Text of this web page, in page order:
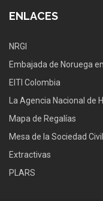
ENLACES
NRGI
Embajada de Noruega
EITI Colombia
La Agencia Nacional de
Mapa de Regalías
Mesa de la Sociedad
Extractivas
PLARS